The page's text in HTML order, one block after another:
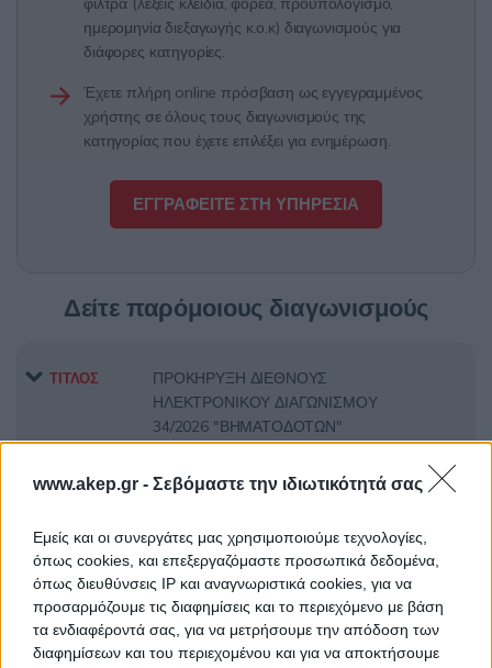
www.akep.gr - Σεβόμαστε την ιδιωτικότητά σας
Εμείς και οι συνεργάτες μας χρησιμοποιούμε τεχνολογίες,
όπως cookies, και επεξεργαζόμαστε προσωπικά δεδομένα,
όπως διευθύνσεις IP και αναγνωριστικά cookies, για να
προσαρμόζουμε τις διαφημίσεις και το περιεχόμενο με βάση
τα ενδιαφέροντά σας, για να μετρήσουμε την απόδοση των
διαφημίσεων και του περιεχομένου και για να αποκτήσουμε
ημερομηνία διεξαγωγής κ.ο.κ) διαγωνισμούς για
διάφορες κατηγορίες.
Έχετε πλήρη online πρόσβαση ως εγγεγραμμένος
χρήστης σε όλους τους διαγωνισμούς της
κατηγορίας που έχετε επιλέξει για ενημέρωση.
ΕΓΓΡΑΦΕΙΤΕ ΣΤΗ ΥΠΗΡΕΣΙΑ
Δείτε παρόμοιους διαγωνισμούς
ΤΙΤΛΟΣ
ΠΡΟΚΗΡΥΞΗ ΔΙΕΘΝΟΥΣ
ΗΛΕΚΤΡΟΝΙΚΟΥ ΔΙΑΓΩΝΙΣΜΟΥ
34/2026 "ΒΗΜΑΤΟΔΟΤΩΝ"
ΤΙΤΛΟΣ Προμήθεια βηματοδοτών